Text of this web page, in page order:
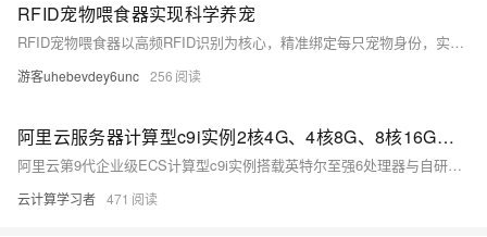
RFID宠物喂食器实现科学养宠
RFID宠物喂食器以高频RFID识别为核心，精准绑定每只宠物身份，实现定量出食、数据追踪、健康预警与多设备联动。解决多宠争食、喂食过量、饮食无记录等痛点，支持单/多宠场景，让养宠更科学、轻松、健康。（239字）
游客uhebevdey6unc 256
阿里云服务器计算型c9i实例2核4G、4核8G、8核16G解析：实例性能与适用场景，收费标准与活动价格参考
阿里云第9代企业级ECS计算型c9i实例搭载英特尔至强6处理器与自研CIPU架构，单核算力提升20%并支持AMX矩阵加速，是面向AI推理、大数据分析、高并发Web服务等场景的企业级高性能选择。2核4G、4核8G、8核16G三档配置，标准价年付1562-6247元。该实例网络带宽最高15Gbit/s、PPS达160万、云盘IOPS最高20万，适合机器学习推理、游戏服务器、科学计算及Web前端等场景。
云计算学习者 471